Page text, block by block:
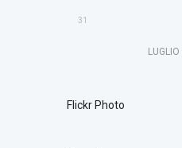
31
LUGLIO
Flickr Photo